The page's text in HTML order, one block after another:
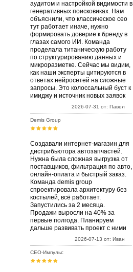
аудитом и настройкой видимости в
генеративных поисковиках. Нам
объяснили, что классическое сео
тут работает иначе, нужно
формировать доверие к бренду в
глазах самого ИИ. Команда
проделала титаническую работу
по структурированию данных и
микроразметке. Сейчас мы видим,
как наши эксперты цитируются в
ответах нейросетей на сложные
запросы. Это колоссальный буст к
имиджу и источник новых заявок
2026-07-31 от: Павел
Demis Group
Создавали интернет-магазин для
дистрибьютора автозапчастей.
Нужна была сложная выгрузка от
поставщиков, фильтрация по авто,
онлайн-оплата и быстрый заказ.
Команда demis group
спроектировала архитектуру без
костылей, всё работает.
Запустились за 2 месяца.
Продажи выросли на 40% за
первые полгода. Планируем
дальше развивать проект с ними
2026-07-13 от: Иван
СЕО-Импульс